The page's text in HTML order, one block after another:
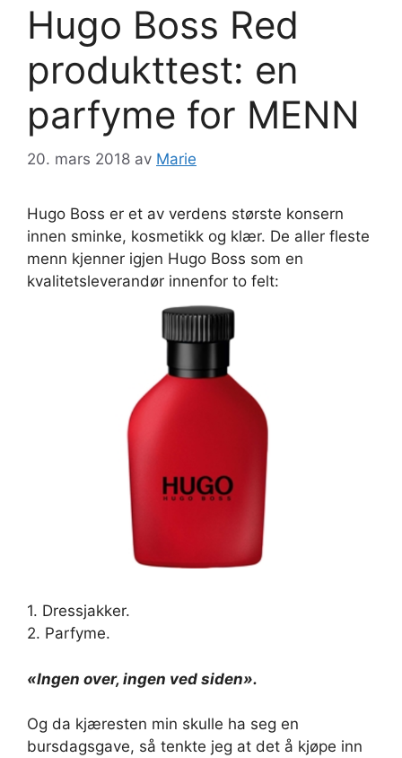
Hugo Boss Red
produkttest: en
parfyme for MENN
20. mars 2018 av Marie
Hugo Boss er et av verdens største konsern
innen sminke, kosmetikk og klær. De aller fleste
menn kjenner igjen Hugo Boss som en
kvalitetsleverandør innenfor to felt:
1. Dressjakker.
2. Parfyme.
«Ingen over, ingen ved siden».
Og da kjæresten min skulle ha seg en
bursdagsgave, så tenkte jeg at det å kjøpe inn